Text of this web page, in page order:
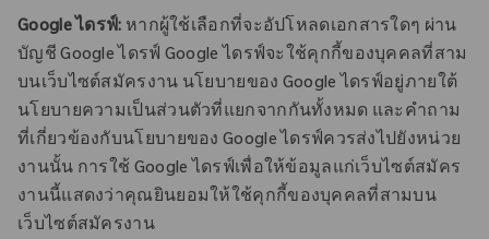
Google ไดรฟ์: หากผู้ใช้เลือกที่จะอัปโหลดเอกสารใดๆ ผ่าน
บัญชี Google ไดรฟ์ Google ไดรฟ์จะใช้คุกกี้ของบุคคลที่สาม
บนเว็บไซต์สมัครงาน นโยบายของ Google ไดรฟ์อยู่ภายใต้
นโยบายความเป็นส่วนตัวที่แยกจากกันทั้งหมด และคําถาม
ที่เกี่ยวข้องกับนโยบายของ Google ไดรฟ์ควรส่งไปยังหน่วย
งานนั้น การใช้ Google ไดรฟ์เพื่อให้ข้อมูลแก่เว็บไซต์สมัคร
งานนี้แสดงว่าคุณยินยอมให้ใช้คุกกี้ของบุคคลที่สามบน
เว็บไซต์สมัครงาน